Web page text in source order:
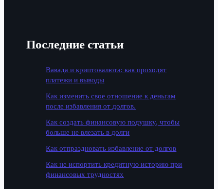
Последние статьи
Вавада и криптовалюта: как проходят
платежи и выводы
Как изменить свое отношение к деньгам
после избавления от долгов.
Как создать финансовую подушку, чтобы
больше не влезать в долги
Как отпраздновать избавление от долгов
Как не испортить кредитную историю при
финансовых трудностях